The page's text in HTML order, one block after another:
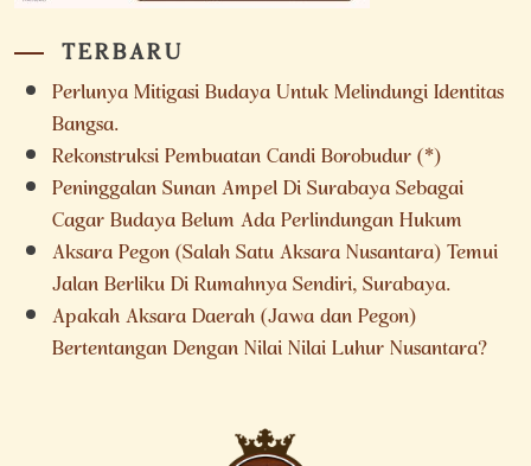
TERBARU
Perlunya Mitigasi Budaya Untuk Melindungi Identitas
Bangsa.
Rekonstruksi Pembuatan Candi Borobudur (*)
Peninggalan Sunan Ampel Di Surabaya Sebagai
Cagar Budaya Belum Ada Perlindungan Hukum
Aksara Pegon (Salah Satu Aksara Nusantara) Temui
Jalan Berliku Di Rumahnya Sendiri, Surabaya.
Apakah Aksara Daerah (Jawa dan Pegon)
Bertentangan Dengan Nilai Nilai Luhur Nusantara?